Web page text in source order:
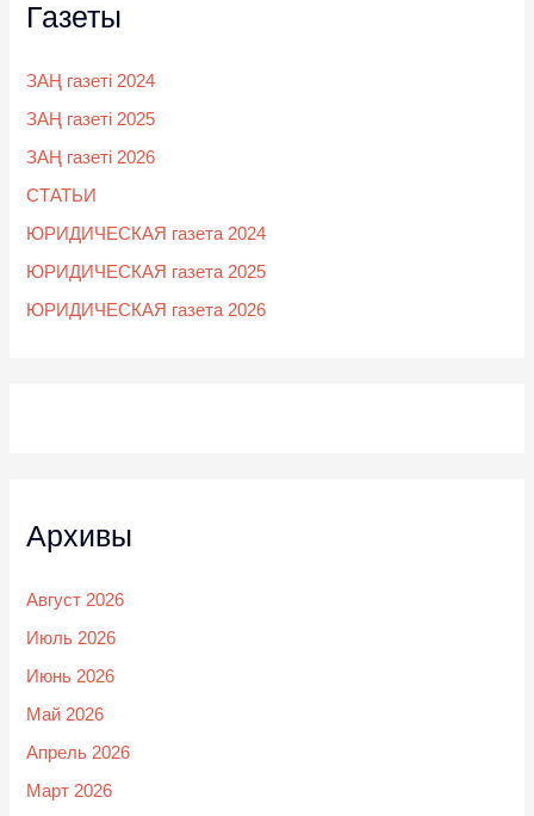
Газеты
ЗАҢ газеті 2024
ЗАҢ газеті 2025
ЗАҢ газеті 2026
СТАТЬИ
ЮРИДИЧЕСКАЯ газета 2024
ЮРИДИЧЕСКАЯ газета 2025
ЮРИДИЧЕСКАЯ газета 2026
Архивы
Август 2026
Июль 2026
Июнь 2026
Май 2026
Апрель 2026
Март 2026